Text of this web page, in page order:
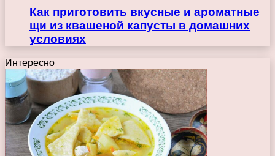
Как приготовить вкусные и ароматные
щи из квашеной капусты в домашних
условиях
Интересно